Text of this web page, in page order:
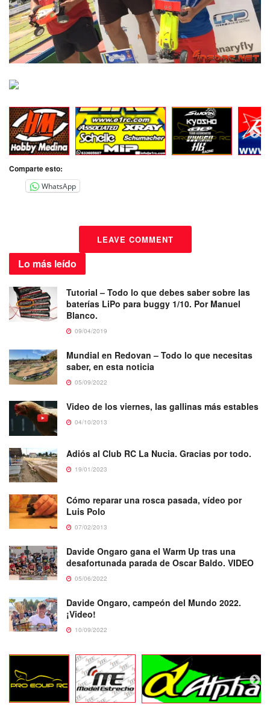
Comparte esto:
WhatsApp
LEAVE COMMENT
Lo más leído
Tutorial – Todo lo que debes saber sobre las
baterías LiPo para buggy 1/10. Por Manuel
Blanco.
09/04/2019
Mundial en Redovan – Todo lo que necesitas
saber, en esta noticia
05/09/2022
Video de los viernes, las gallinas más estables
04/10/2013
Adiós al Club RC La Nucia. Gracias por todo.
19/01/2023
Cómo reparar una rosca pasada, vídeo por
Luis Polo
07/02/2013
Davide Ongaro gana el Warm Up tras una
desafortunada parada de Oscar Baldo. VIDEO
05/06/2022
Davide Ongaro, campeón del Mundo 2022.
¡Video!
10/09/2022